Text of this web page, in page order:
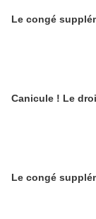
Le congé
Canicule ! Le
Le congé